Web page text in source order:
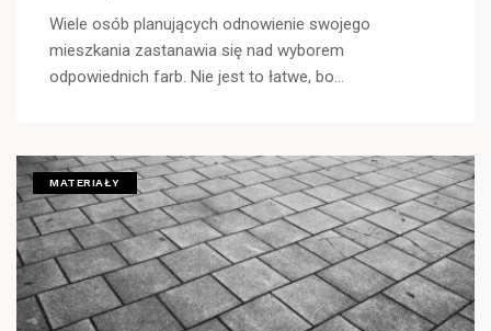
Wiele osób planujących odnowienie swojego
mieszkania zastanawia się nad wyborem
odpowiednich farb. Nie jest to łatwe, bo…
MATERIAŁY